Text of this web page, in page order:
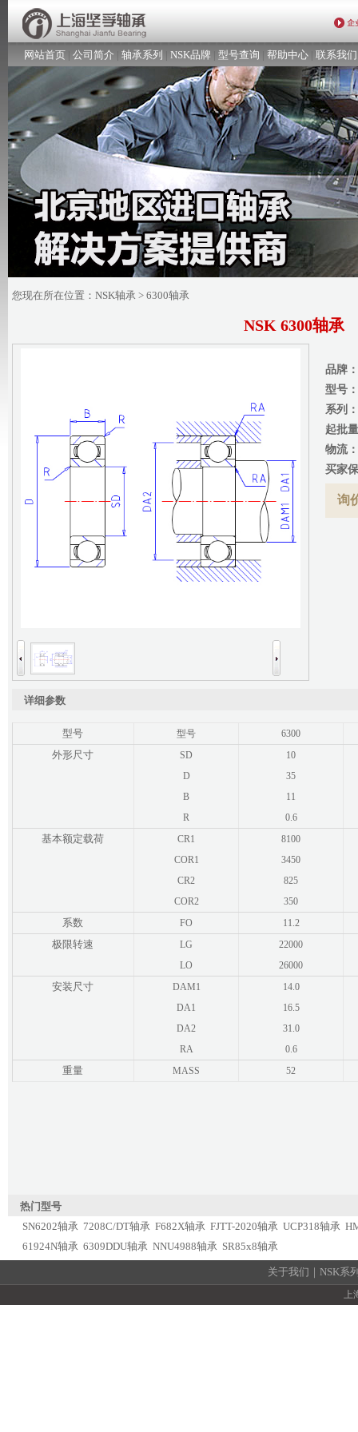
网站首页 公司简介 轴承系列 NSK品牌 型号查询 帮助中心 联系我们
您现在所在位置： NSK轴承 > 6300轴承
NSK 6300轴承
品牌：
型号：
系列：
起批
物流：
买家
询
详细参数
型号 型号 6300
外形尺寸 SD
10
D
35
B
11
R
0.6
基本额定载荷 CR1
8100
COR1
3450
CR2
825
COR2
350
系数 FO 11.2
极限转速 LG
22000
LO
26000
安装尺寸 DAM1
14.0
DA1
16.5
DA2
31.0
RA
0.6
重量 MASS 52
热门型号
SN6202轴承 7208C/DT轴承 F682X轴承 FJTT-2020轴承 UCP318轴承
61924N轴承 6309DDU轴承 NNU4988轴承 SR85x8轴承
关于我们 NSK系